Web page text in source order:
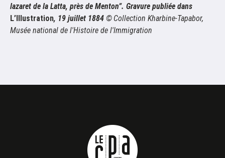
lazaret de la Latta, près de Menton”. Gravure publiée dans
L’Illustration, 19 juillet 1884 © Collection Kharbine-Tapabor,
Musée national de l'Histoire de l'Immigration